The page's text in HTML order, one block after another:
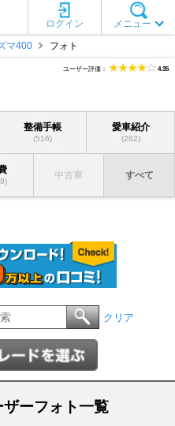
メニュー
ログイン
マ400 フォト
ユーザー評価： 4.35
整備手帳
(516)
愛車紹介
(262)
中古車 すべて
クリア
ーフォト一覧